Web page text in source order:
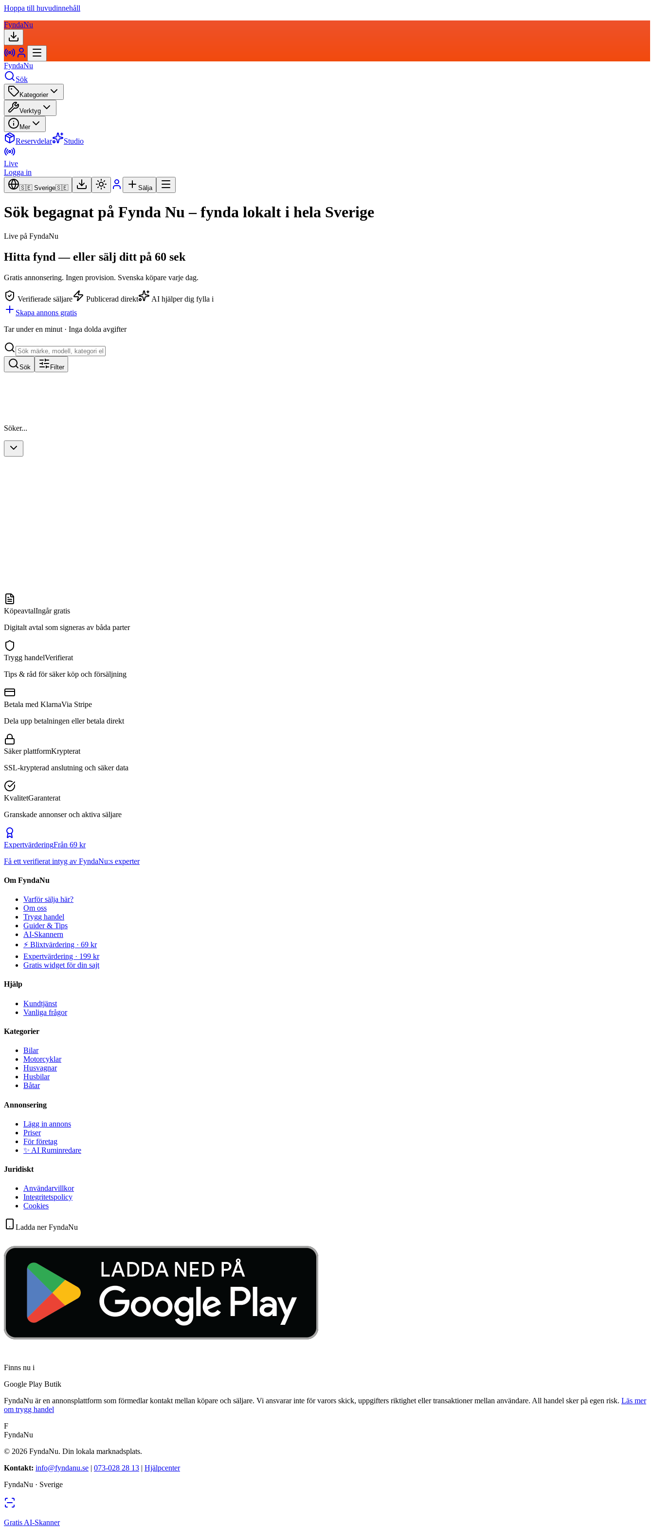
Hoppa till huvudinnehåll
FyndaNu
FyndaNu
Sök
Kategorier
Verktyg
Mer
Reservdelar Studio
Live
Logga in
🇸🇪 Sverige🇸🇪 Sälja
Sök begagnat på Fynda Nu – fynda lokalt i hela Sverige
Live på FyndaNu
Hitta fynd — eller sälj ditt på 60 sek
Gratis annonsering. Ingen provision. Svenska köpare varje dag.
Verifierade säljare Publicerad direkt
AI hjälper dig fylla i
Skapa annons gratis
Tar under en minut · Inga dolda avgifter
Sök Filter
Söker...
KöpeavtalIngår gratis
Digitalt avtal som signeras av båda parter
Trygg handelVerifierat
Tips & råd för säker köp och försäljning
Betala med KlarnaVia Stripe
Dela upp betalningen eller betala direkt
Säker plattformKrypterat
SSL-krypterad anslutning och säker data
KvalitetGaranterat
Granskade annonser och aktiva säljare
ExpertvärderingFrån 69 kr
Få ett verifierat intyg av FyndaNu:s experter
Om FyndaNu
Varför sälja här?
Om oss
Trygg handel
Guider & Tips
AI-Skannern
⚡ Blixtvärdering · 69 kr
Expertvärdering · 199 kr
Gratis widget för din sajt
Hjälp
Kundtjänst
Vanliga frågor
Kategorier
Bilar
Motorcyklar
Husvagnar
Husbilar
Båtar
Annonsering
Lägg in annons
Priser
För företag
✨ AI Ruminredare
Juridiskt
Användarvillkor
Integritetspolicy
Cookies
Ladda ner FyndaNu
Finns nu i
Google Play Butik
FyndaNu är en annonsplattform som förmedlar kontakt mellan köpare och säljare. Vi ansvarar inte för varors skick, uppgifters riktighet eller transaktioner mellan användare. All handel sker på egen risk. Läs mer
om trygg handel
F
FyndaNu
© 2026 FyndaNu. Din lokala marknadsplats.
Kontakt: info@fyndanu.se | 073-028 28 13 | Hjälpcenter
FyndaNu · Sverige
Gratis AI-Skanner